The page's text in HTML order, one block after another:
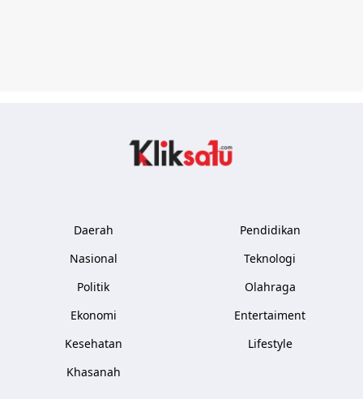
Daerah
Nasional
Politik
Ekonomi
Kesehatan
Khasanah
Pendidikan
Teknologi
Olahraga
Entertaiment
Lifestyle